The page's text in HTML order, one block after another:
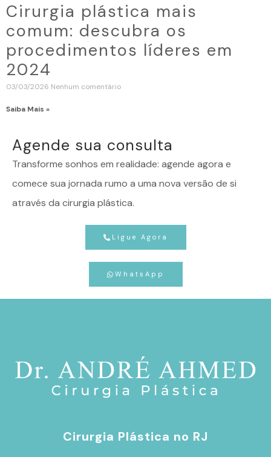
Cirurgia plástica mais
comum: descubra os
procedimentos líderes em
2024
03/03/2026 Nenhum comentário
Saiba Mais »
Agende sua consulta
Transforme sonhos em realidade: agende agora e
comece sua jornada rumo a uma nova versão de si
através da cirurgia plástica.
Ligue Agora
WhatsApp
Cirurgia Plástica no RJ